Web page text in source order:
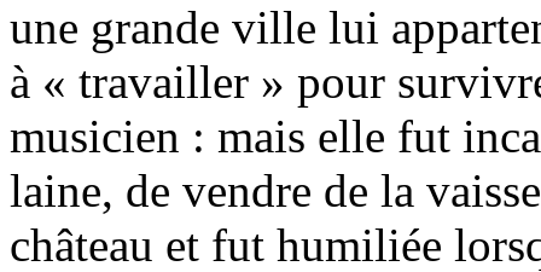
une grande ville lui
à « travailler » pour
musicien : mais elle fut
laine, de vendre de la
château et fut humiliée